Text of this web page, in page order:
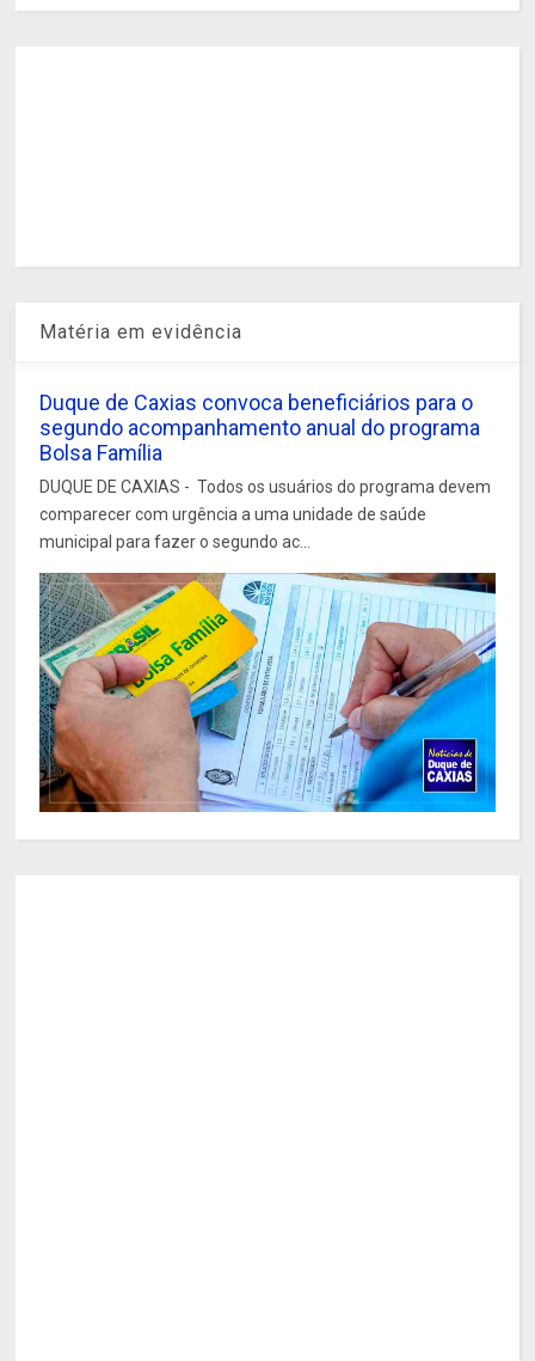
Matéria em evidência
Duque de Caxias convoca beneficiários para o
segundo acompanhamento anual do programa
Bolsa Família
DUQUE DE CAXIAS - Todos os usuários do programa devem
comparecer com urgência a uma unidade de saúde
municipal para fazer o segundo ac...